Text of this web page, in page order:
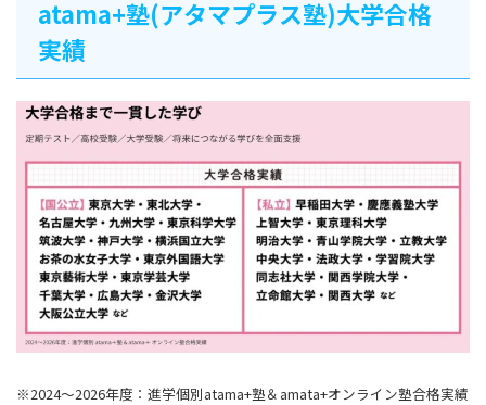
atama+塾(アタマプラス塾)大学合格
実績
※2024～2026年度：進学個別atama+塾＆amata+オンライン塾合格実績